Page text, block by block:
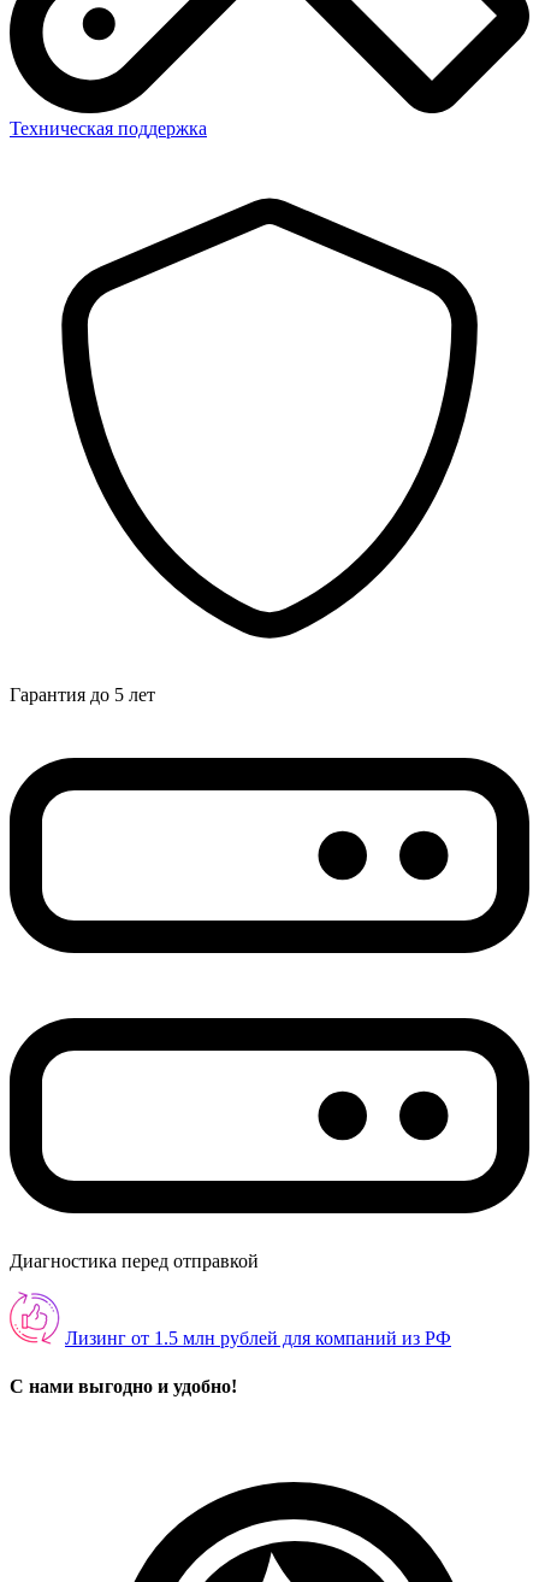
Техническая поддержка
Гарантия до 5 лет
Диагностика перед отправкой
Лизинг от 1.5 млн рублей для компаний из РФ
С нами выгодно и удобно!